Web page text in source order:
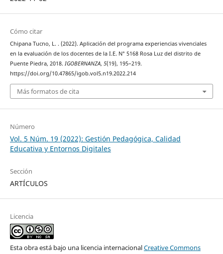
Cómo citar
Chipana Tucno, L. . (2022). Aplicación del programa experiencias vivenciales
en la evaluación de los docentes de la I.E. N° 5168 Rosa Luz del distrito de
Puente Piedra, 2018. IGOBERNANZA, 5(19), 195–219.
https://doi.org/10.47865/igob.vol5.n19.2022.214
Más formatos de cita
Número
Vol. 5 Núm. 19 (2022): Gestión Pedagógica, Calidad
Educativa y Entornos Digitales
Sección
ARTÍCULOS
Licencia
Esta obra está bajo una licencia internacionalCreative Commons